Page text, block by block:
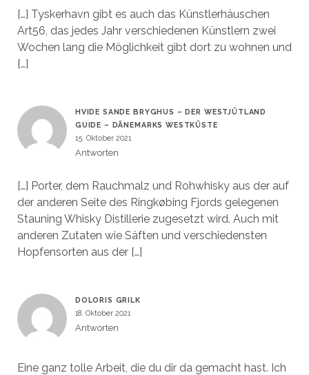
[…] Tyskerhavn gibt es auch das Künstlerhäuschen
Art56, das jedes Jahr verschiedenen Künstlern zwei
Wochen lang die Möglichkeit gibt dort zu wohnen und
[…]
HVIDE SANDE BRYGHUS – DER WESTJÜTLAND
GUIDE – DÄNEMARKS WESTKÜSTE
15. Oktober 2021
Antworten
[…] Porter, dem Rauchmalz und Rohwhisky aus der auf
der anderen Seite des Ringkøbing Fjords gelegenen
Stauning Whisky Distillerie zugesetzt wird. Auch mit
anderen Zutaten wie Säften und verschiedensten
Hopfensorten aus der […]
DOLORIS GRILK
18. Oktober 2021
Antworten
Eine ganz tolle Arbeit, die du dir da gemacht hast. Ich